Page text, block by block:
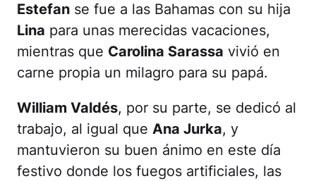
Estefan se fue a las Bahamas con su hija
Lina para unas merecidas vacaciones,
mientras que Carolina Sarassa vivió en
carne propia un milagro para su papá.
William Valdés, por su parte, se dedicó al
trabajo, al igual que Ana Jurka, y
mantuvieron su buen ánimo en este día
festivo donde los fuegos artificiales, las